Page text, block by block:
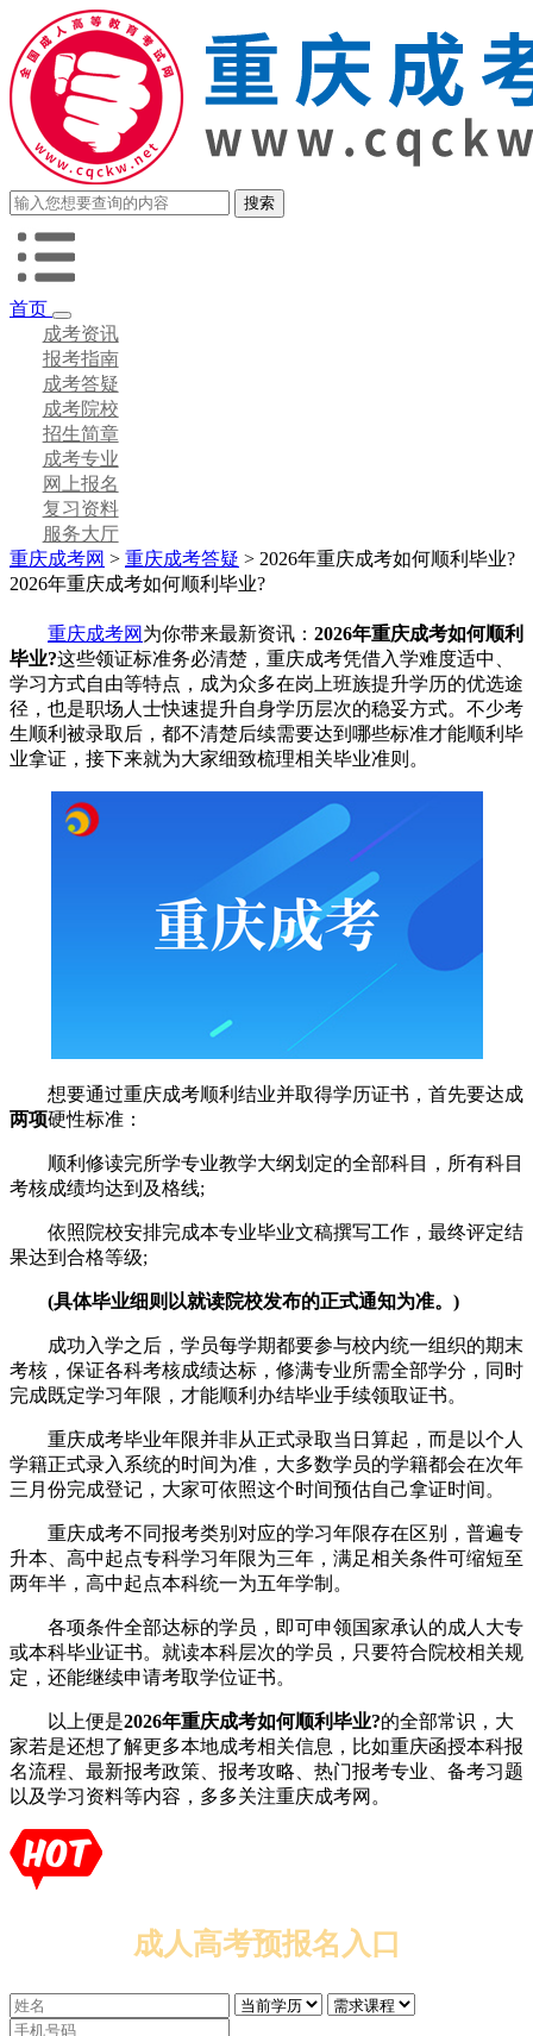
首页
成考资讯
报考指南
成考答疑
成考院校
招生简章
成考专业
网上报名
复习资料
服务大厅
重庆成考网 > 重庆成考答疑 > 2026年重庆成考如何顺利毕业?
2026年重庆成考如何顺利毕业?
重庆成考网 为你带来最新资讯： 2026年重庆成考如何顺利
毕业?这些领证标准务必清楚，重庆成考凭借入学难度适中、
学习方式自由等特点，成为众多在岗上班族提升学历的优选途
径，也是职场人士快速提升自身学历层次的稳妥方式。不少考
生顺利被录取后，都不清楚后续需要达到哪些标准才能顺利毕
业拿证，接下来就为大家细致梳理相关毕业准则。
想要通过重庆成考顺利结业并取得学历证书，首先要达成
两项硬性标准：
顺利修读完所学专业教学大纲划定的全部科目，所有科目
考核成绩均达到及格线;
依照院校安排完成本专业毕业文稿撰写工作，最终评定结
果达到合格等级;
(具体毕业细则以就读院校发布的正式通知为准。)
成功入学之后，学员每学期都要参与校内统一组织的期末
考核，保证各科考核成绩达标，修满专业所需全部学分，同时
完成既定学习年限，才能顺利办结毕业手续领取证书。
重庆成考毕业年限并非从正式录取当日算起，而是以个人
学籍正式录入系统的时间为准，大多数学员的学籍都会在次年
三月份完成登记，大家可依照这个时间预估自己拿证时间。
重庆成考不同报考类别对应的学习年限存在区别，普遍专
升本、高中起点专科学习年限为三年，满足相关条件可缩短至
两年半，高中起点本科统一为五年学制。
各项条件全部达标的学员，即可申领国家承认的成人大专
或本科毕业证书。就读本科层次的学员，只要符合院校相关规
定，还能继续申请考取学位证书。
以上便是2026年重庆成考如何顺利毕业?的全部常识，大
家若是还想了解更多本地成考相关信息，比如重庆函授本科报
名流程、最新报考政策、报考攻略、热门报考专业、备考习题
以及学习资料等内容，多多关注重庆成考网。
成人高考预报名入口